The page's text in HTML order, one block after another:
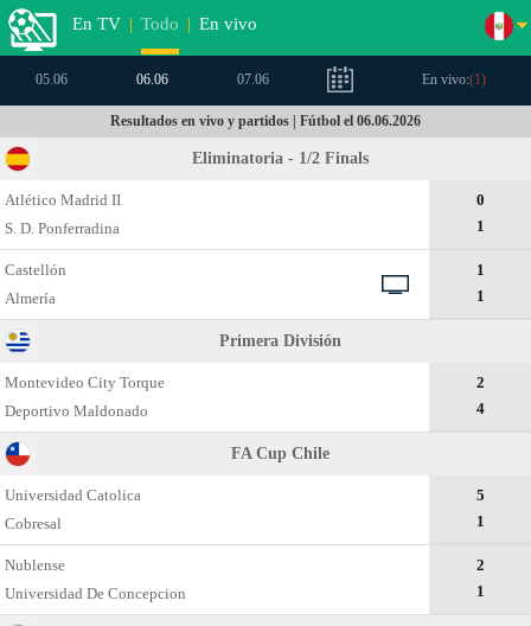
En TV | Todo | En vivo
05.06 06.06 07.06 En vivo:(1)
Resultados en vivo y partidos | Fútbol el 06.06.2026
Eliminatoria - 1/2 Finals
Atlético Madrid II
S. D. Ponferradina
0
1
Castellón
Almería
1
1
Primera División
Montevideo City Torque
Deportivo Maldonado
2
4
FA Cup Chile
Universidad Catolica
Cobresal
5
1
Nublense
Universidad De Concepcion
2
1